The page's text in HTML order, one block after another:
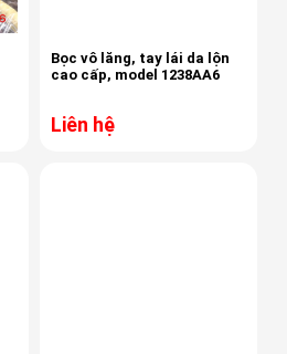
Bọc vô lăng, tay lái da lộn
cao cấp, model 1238AA6
Liên hệ